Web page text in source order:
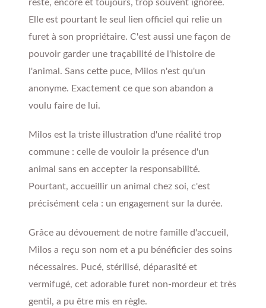
reste, encore et toujours, trop souvent ignorée.
Elle est pourtant le seul lien officiel qui relie un
furet à son propriétaire. C'est aussi une façon de
pouvoir garder une traçabilité de l'histoire de
l'animal. Sans cette puce, Milos n'est qu'un
anonyme. Exactement ce que son abandon a
voulu faire de lui.
Milos est la triste illustration d'une réalité trop
commune : celle de vouloir la présence d'un
animal sans en accepter la responsabilité.
Pourtant, accueillir un animal chez soi, c'est
précisément cela : un engagement sur la durée.
Grâce au dévouement de notre famille d'accueil,
Milos a reçu son nom et a pu bénéficier des soins
nécessaires. Pucé, stérilisé, déparasité et
vermifugé, cet adorable furet non-mordeur et très
gentil, a pu être mis en règle.